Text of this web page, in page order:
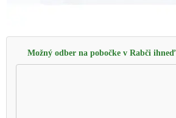
Možný odber na pobočke v Rabči ihneď